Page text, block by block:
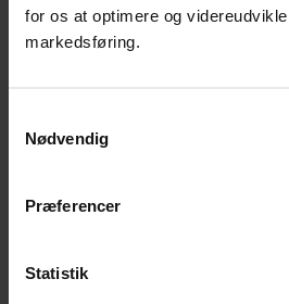
for os at optimere og
markedsføring.
Nødvendig
Præferencer
Statistik
Liv i forandring (Svend
Når Ali bliver blind – om